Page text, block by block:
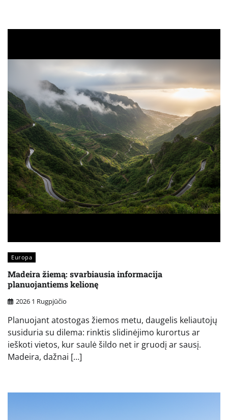
Europa
Madeira žiemą: svarbiausia informacija
planuojantiems kelionę
2026 1 Rugpjūčio
Planuojant atostogas žiemos metu, daugelis keliautojų
susiduria su dilema: rinktis slidinėjimo kurortus ar
ieškoti vietos, kur saulė šildo net ir gruodį ar sausį.
Madeira, dažnai […]